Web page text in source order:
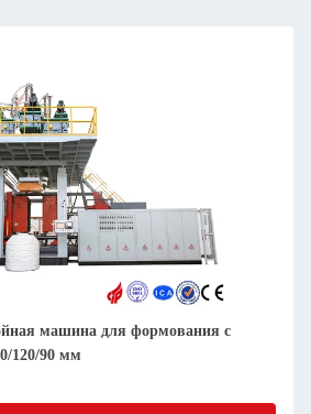
машина для формования с
120/90 мм